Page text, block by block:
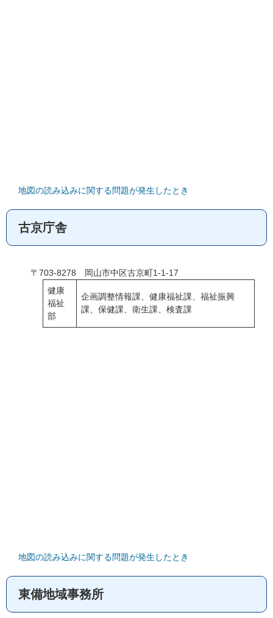
地図の読み込みに関する問題が発生したとき
古京庁舎
〒703-8278 岡山市中区古京町1-1-17
健康
福祉
部
企画調整情報課、健康福祉課、福祉振興
課、保健課、衛生課、検査課
地図の読み込みに関する問題が発生したとき
東備地域事務所